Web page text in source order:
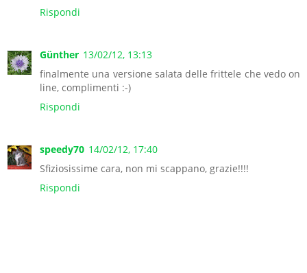
Rispondi
Günther 13/02/12, 13:13
finalmente una versione salata delle frittele che vedo on
line, complimenti :-)
Rispondi
speedy70 14/02/12, 17:40
Sfiziosissime cara, non mi scappano, grazie!!!!
Rispondi